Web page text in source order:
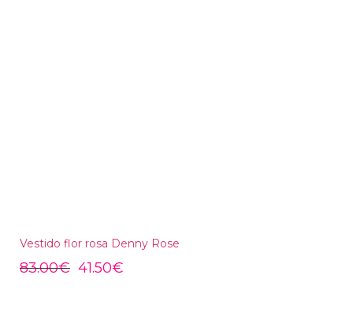
Vestido flor rosa Denny Rose
83.00€ 41.50€